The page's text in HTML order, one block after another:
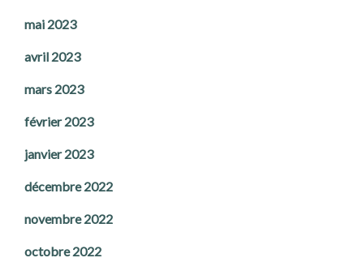
mai 2023
avril 2023
mars 2023
février 2023
janvier 2023
décembre 2022
novembre 2022
octobre 2022